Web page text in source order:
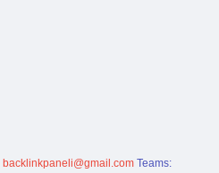
backlinkpaneli@gmail.com Teams: